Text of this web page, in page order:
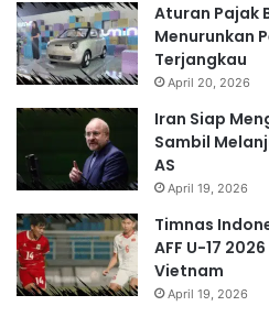
Aturan Pajak
Menurunkan
Terjangkau
April 20, 2026
Iran Siap
Sambil
AS
April 19, 2026
Timnas
AFF U-17
Vietnam
April 19, 2026